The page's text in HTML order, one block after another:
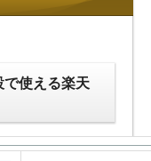
で使える楽天